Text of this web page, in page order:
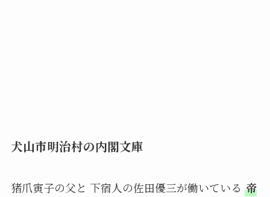
犬山市明治村の内閣文庫
猪爪寅子の父と 下宿人の佐田優三が働いている 帝